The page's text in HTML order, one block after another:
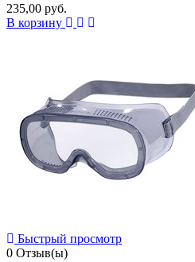
235,00 руб.
В корзину
Быстрый просмотр
0 Отзыв(ы)